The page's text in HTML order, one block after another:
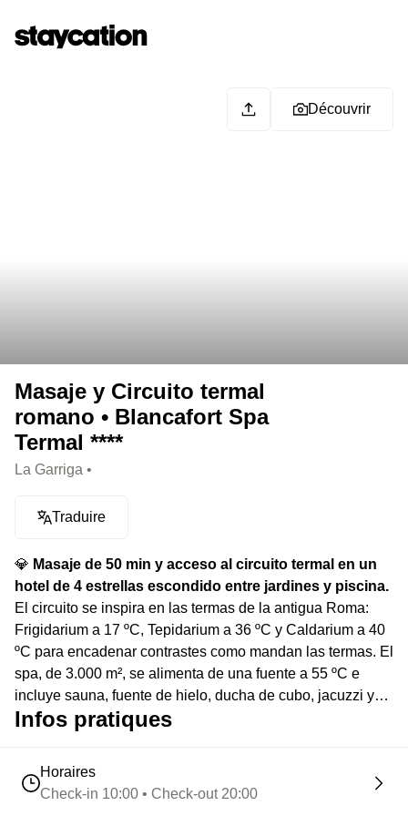
Découvrir
Masaje y Circuito termal
romano • Blancafort Spa
Termal ****
La Garriga •
Traduire
💎 Masaje de 50 min y acceso al circuito termal en un
hotel de 4 estrellas escondido entre jardines y piscina.
El circuito se inspira en las termas de la antigua Roma:
Frigidarium a 17 ºC, Tepidarium a 36 ºC y Caldarium a 40
ºC para encadenar contrastes como mandan las termas. El
spa, de 3.000 m², se alimenta de una fuente a 55 ºC e
incluye sauna, fuente de hielo, ducha de cubo, jacuzzi y
zona de descanso.
Infos pratiques
Horaires
Check-in 10:00 • Check-out 20:00